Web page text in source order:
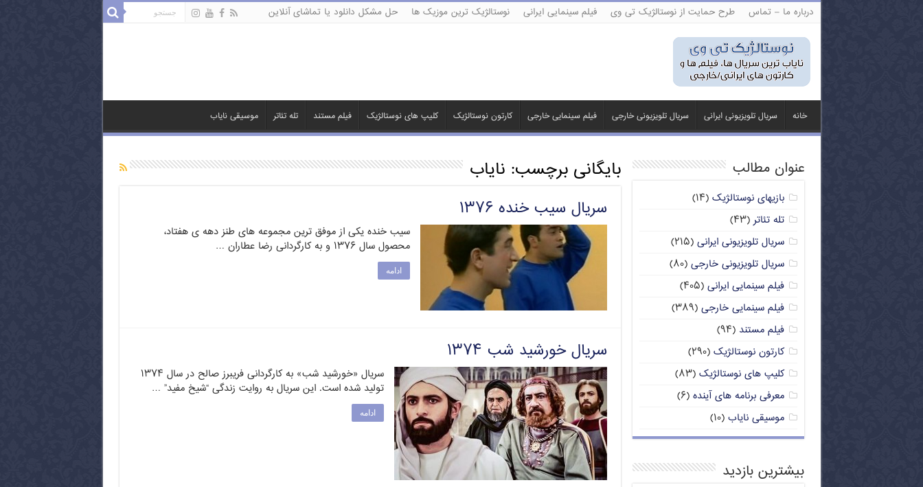
درباره ما – تماس طرح حمایت از نوستالژیک تی وی فیلم سینمایی ایرانی نوستالژیک ترین موزیک ها حل مشکل دانلود یا تماشای آنلاین
خانه سریال تلویزیونی ایرانی سریال تلویزیونی خارجی فیلم سینمایی خارجی کارتون نوستالژیک کلیپ های نوستالژیک فیلم مستند تله تئاتر موسیقی نایاب
بایگانی برچسب: نایاب
سریال سیب خنده ۱۳۷۶
سیب خنده یکی از موفق ترین مجموعه های طنز دهه ی هفتاد،
محصول سال ۱۳۷۶ و به کارگردانی رضا عطاران …
ادامه
سریال خورشید شب ۱۳۷۴
سریال «خورشید شب» به کارگردانی فریبرز صالح در سال ۱۳۷۴
تولید شده است. این سریال به روایت زندگی “شیخ مفید” …
ادامه
عنوان مطالب
بازیهای نوستالژیک (۱۴)
تله تئاتر(۴۳)
سریال تلویزیونی ایرانی (۲۱۵)
سریال تلویزیونی خارجی (۸۰)
فیلم سینمایی ایرانی (۴۰۵)
فیلم سینمایی خارجی (۳۸۹)
فیلم مستند (۹۴)
کارتون نوستالژیک (۲۹۰)
کلیپ های نوستالژیک (۸۳)
معرفی برنامه های آینده (۶)
موسیقی نایاب (۱۰)
بیشترین بازدید